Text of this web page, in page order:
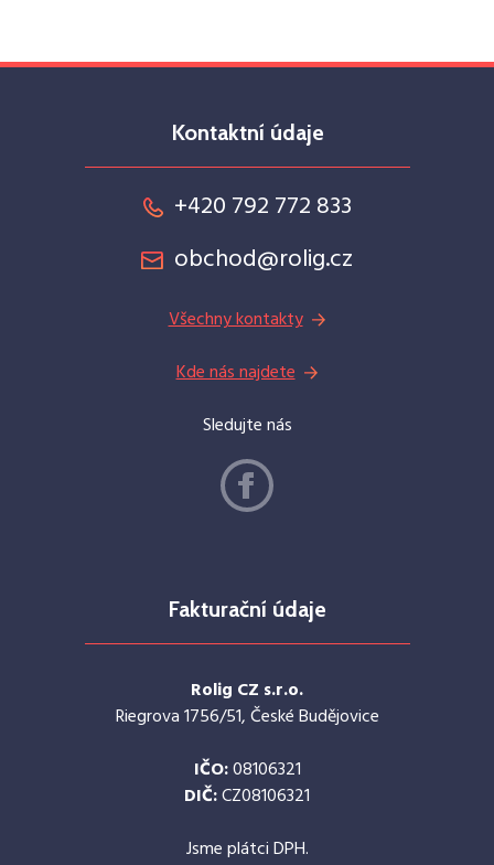
Kontaktní údaje
+420 792 772 833
obchod@rolig.cz
Všechny kontakty
Kde nás najdete
Sledujte nás
Fakturační údaje
Rolig CZ s.r.o.
Riegrova 1756/51, České Budějovice
IČO:08106321
DIČ:CZ08106321
Jsme plátci DPH.